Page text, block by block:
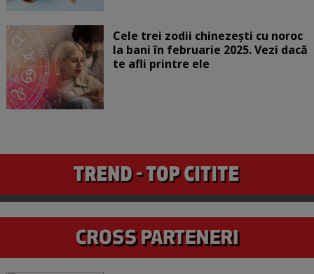
Cele trei zodii chinezești cu noroc
la bani în februarie 2025. Vezi dacă
te afli printre ele